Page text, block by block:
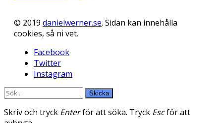
© 2019 danielwerner.se. Sidan kan innehålla
cookies, så ni vet.
Facebook
Twitter
Instagram
Skicka
Skriv och tryck Enterför att söka. Tryck Escför att